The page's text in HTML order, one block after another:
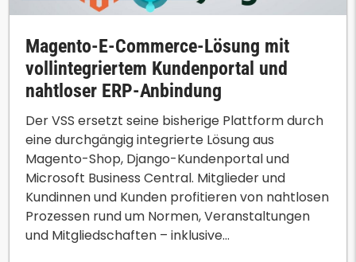
Magento-E-Commerce-Lösung mit
vollintegriertem Kundenportal und
nahtloser ERP-Anbindung
Der VSS ersetzt seine bisherige Plattform durch
eine durchgängig integrierte Lösung aus
Magento-Shop, Django-Kundenportal und
Microsoft Business Central. Mitglieder und
Kundinnen und Kunden profitieren von nahtlosen
Prozessen rund um Normen, Veranstaltungen
und Mitgliedschaften – inklusive...